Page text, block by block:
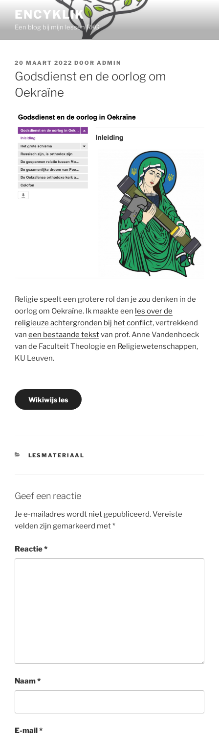
inhoud
ENCYKLIK
Een blog bij mijn lessen RKG
GEPLAATST
OP
20 MAART 2022 DOOR ADMIN
Godsdienst en de oorlog om
Oekraïne
Religie speelt een grotere rol dan je zou denken in de
oorlog om Oekraïne. Ik maakte een les over de
religieuze achtergronden bij het conflict, vertrekkend
van een bestaande tekstvan prof. Anne Vandenhoeck
van de Faculteit Theologie en Religiewetenschappen,
KU Leuven.
Wikiwijs les
CATEGORIEËN
LESMATERIAAL
Geef een reactie
Je e-mailadres wordt niet gepubliceerd.Vereiste
velden zijn gemarkeerd met*
Reactie*
Naam*
E-mail*